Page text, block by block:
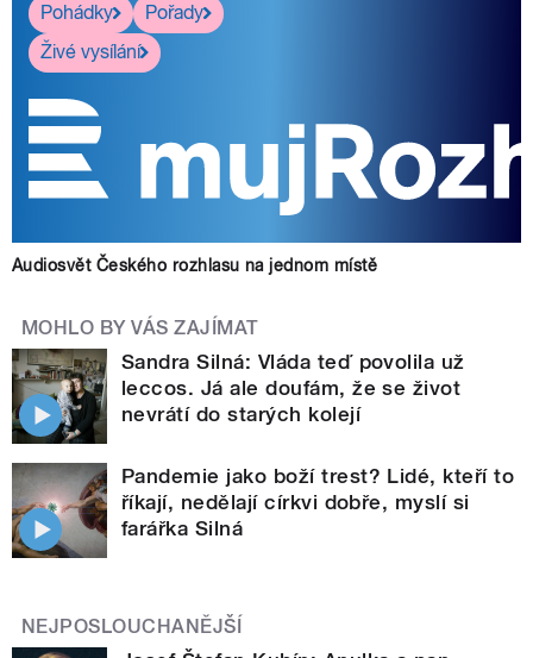
Pohádky
Pořady
Živé vysílání
Audiosvět Českého rozhlasu na jednom místě
MOHLO BY VÁS ZAJÍMAT
Sandra Silná: Vláda teď povolila už
leccos. Já ale doufám, že se život
nevrátí do starých kolejí
Pandemie jako boží trest? Lidé, kteří to
říkají, nedělají církvi dobře, myslí si
farářka Silná
NEJPOSLOUCHANĚJŠÍ